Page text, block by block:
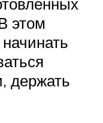
этом
держать